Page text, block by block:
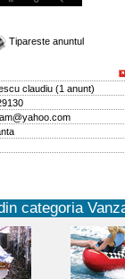
Tipareste anuntul
claudiu(1 anunt)
categoria